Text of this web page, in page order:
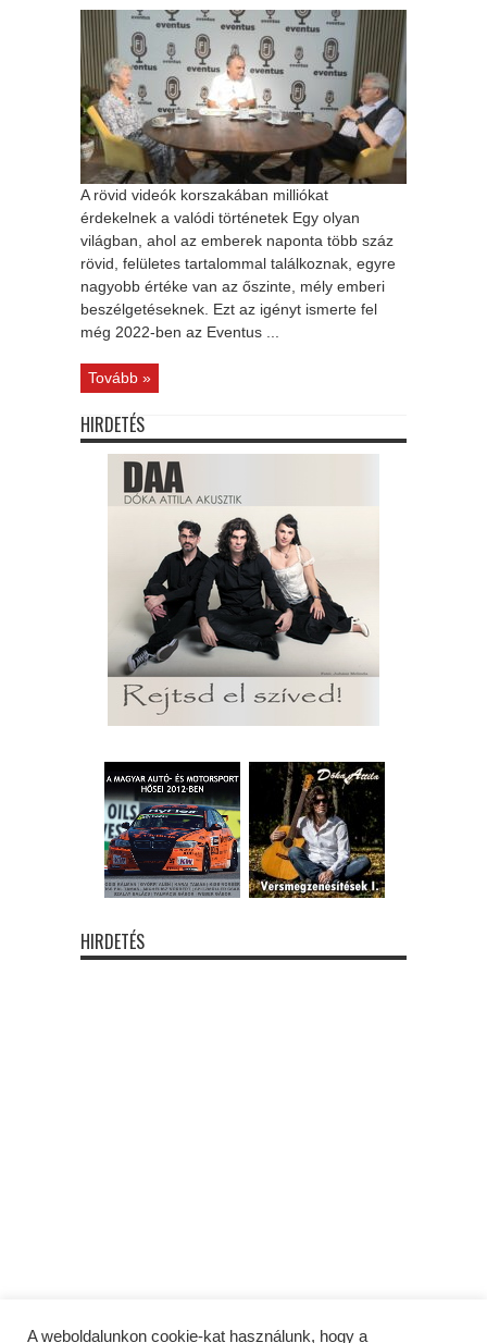
A rövid videók korszakában milliókat
érdekelnek a valódi történetek Egy olyan
világban, ahol az emberek naponta több száz
rövid, felületes tartalommal találkoznak, egyre
nagyobb értéke van az őszinte, mély emberi
beszélgetéseknek. Ezt az igényt ismerte fel
még 2022-ben az Eventus ...
Tovább »
HIRDETÉS
HIRDETÉS
A weboldalunkon cookie-kat használunk, hogy a